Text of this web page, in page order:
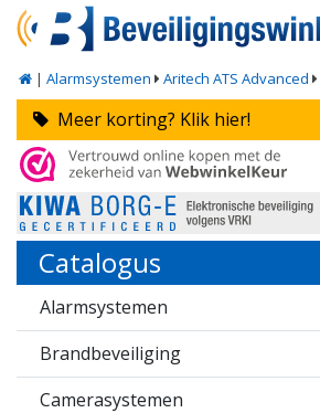
| Alarmsystemen Aritech ATS Advanced
Meer korting? Klik hier!
Catalogus
Alarmsystemen
Brandbeveiliging
Camerasystemen